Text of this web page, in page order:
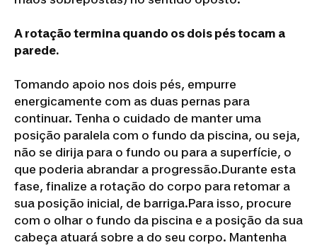
A rotação termina quando os dois pés tocam a
parede.
Tomando apoio nos dois pés, empurre
energicamente com as duas pernas para
continuar. Tenha o cuidado de manter uma
posição paralela com o fundo da piscina, ou seja,
não se dirija para o fundo ou para a superfície, o
que poderia abrandar a progressão.Durante esta
fase, finalize a rotação do corpo para retomar a
sua posição inicial, de barriga.Para isso, procure
com o olhar o fundo da piscina e a posição da sua
cabeça atuará sobre a do seu corpo. Mantenha